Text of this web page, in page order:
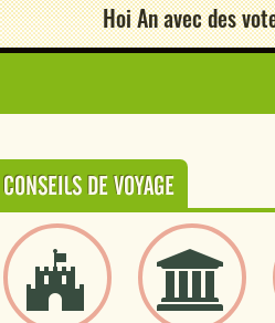
Hoi An avec des
CONSEILS DE VOYAGE